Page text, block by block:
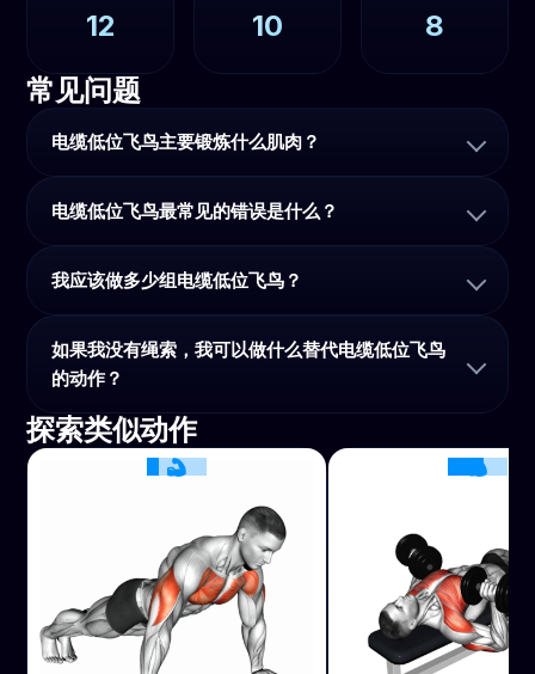
12
10
8
常见问题
电缆低位飞鸟主要锻炼什么肌肉？
电缆低位飞鸟最常见的错误是什么？
我应该做多少组电缆低位飞鸟？
如果我没有绳索，我可以做什么替代电缆低位飞鸟
的动作？
探索类似动作